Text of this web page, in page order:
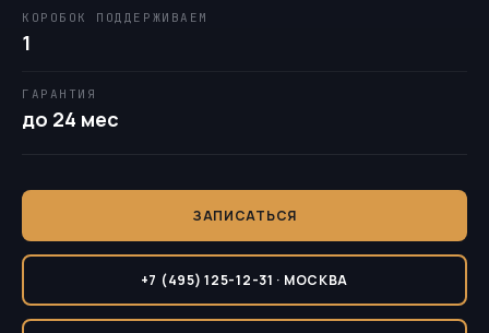
КОРОБОК ПОДДЕРЖИВАЕМ
1
ГАРАНТИЯ
до 24 мес
ЗАПИСАТЬСЯ
+7 (495) 125-12-31 · МОСКВА